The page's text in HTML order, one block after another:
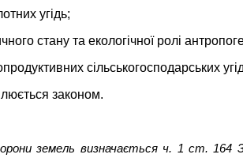
угідь;
стану та екологічної ролі
сільськогосподарських
законом.
земель визначається ч. 1 ст.